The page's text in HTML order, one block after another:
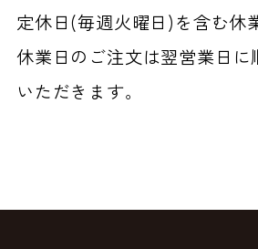
定休日(毎週火曜日)を含む休
休業日のご注文は翌営業日に
いただきます。